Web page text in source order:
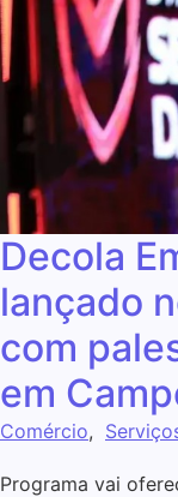
Decola
lançado
com
em
Comércio,
Programa vai